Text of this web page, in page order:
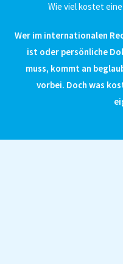
Wie viel kostet
Wer im internationalen
ist oder persönliche
muss, kommt an
vorbei. Doch was